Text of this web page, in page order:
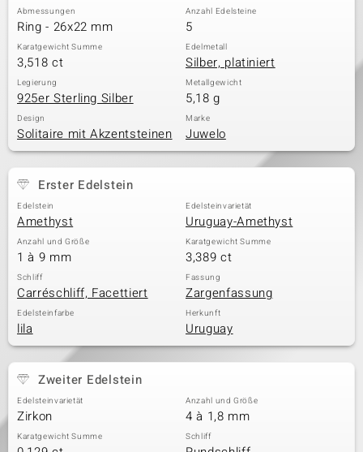
Classics
Abmessungen
Ring - 26x22 mm
Anzahl Edelsteine
5
Karatgewicht Summe
3,518 ct
Edelmetall
Silber, platiniert
Legierung
925er Sterling Silber
Metallgewicht
5,18 g
Design
Solitaire mit Akzentsteinen
Marke
Juwelo
Erster Edelstein
Edelstein
Amethyst
Edelsteinvarietät
Uruguay-Amethyst
Anzahl und Größe
1 à 9 mm
Karatgewicht Summe
3,389 ct
Schliff
Carréschliff, Facettiert
Fassung
Zargenfassung
Edelsteinfarbe
lila
Herkunft
Uruguay
Zweiter Edelstein
Edelsteinvarietät
Zirkon
Anzahl und Größe
4 à 1,8 mm
Karatgewicht Summe Schliff